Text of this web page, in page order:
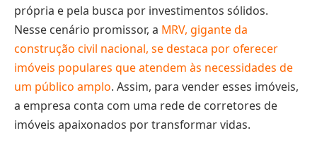
própria e pela busca por investimentos sólidos.
Nesse cenário promissor, a MRV, gigante da
construção civil nacional, se destaca por oferecer
imóveis populares que atendem às necessidades de
um público amplo. Assim, para vender esses imóveis,
a empresa conta com uma rede de corretores de
imóveis apaixonados por transformar vidas.